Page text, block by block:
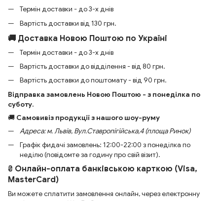
Термін доставки - до 3-х днів
Вартість доставки від 130 грн.
🚚 Доставка Новою Поштою по Україні
Термін доставки - до 3-х днів
Вартість доставки до відділення - від 80 грн.
Вартість доставки до поштомату - від 90 грн.
Відправка замовлень Новою Поштою - з понеділка по
суботу.
🚚 Самовивіз продукції з нашого шоу-руму
Адреса: м. Львів, Вул.Ставропігійська,4 (площа Ринок)
Графік фидачі замовлень: 12:00-22:00 з понеділка по
неділю (повідомте за годину про свій візит).
₴ Онлайн-оплата банківською карткою (Visa,
MasterCard)
Ви можете сплатити замовлення онлайн, через електронну